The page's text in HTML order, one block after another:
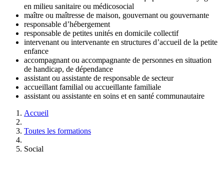
en milieu sanitaire ou médicosocial
maître ou maîtresse de maison, gouvernant ou gouvernante
responsable d’hébergement
responsable de petites unités en domicile collectif
intervenant ou intervenante en structures d’accueil de la petite
enfance
accompagnant ou accompagnante de personnes en situation
de handicap, de dépendance
assistant ou assistante de responsable de secteur
accueillant familial ou accueillante familiale
assistant ou assistante en soins et en santé communautaire
Accueil
Toutes les formations
Social